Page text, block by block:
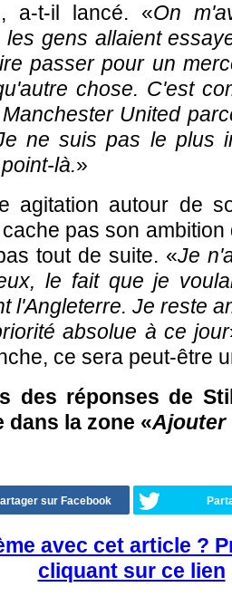
a-t-il lancé. «On
gens allaient
passer pour un
chose. C'est
United
ne suis pas le plus
là.»
agitation autour de
pas son
tout de suite. «Je
le fait que je
l'Angleterre. Je reste
absolue à ce jour
ce sera peut-être
des réponses de
dans la zone «Ajouter
sur Facebook
avec cet article ?
cliquant sur ce lien